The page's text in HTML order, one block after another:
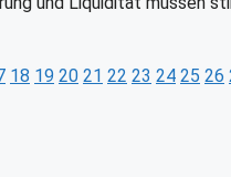
18 19 20 21 22 23 24 25 26